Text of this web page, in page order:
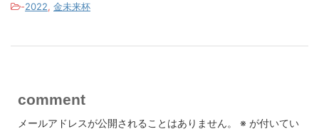
-2022, 金未来杯
comment
メールアドレスが公開されることはありません。 ※ が付いてい